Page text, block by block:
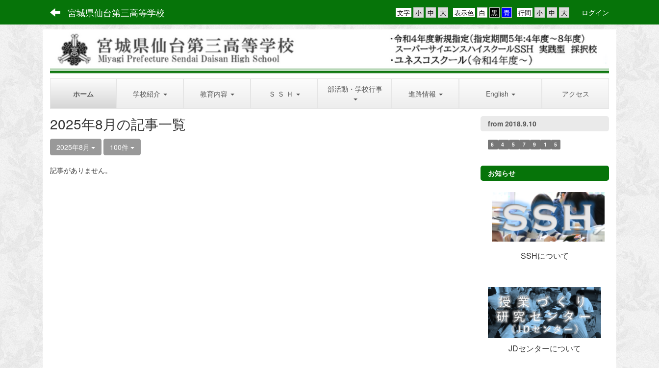
宮城県仙台第三高等学校 行間
表示色
文字 ログイン
ホーム 学校紹介 教育内容 Ｓ Ｓ Ｈ 部活動・学校行事 進路情報 English アクセス
2025年8月の記事一覧
2025年8月 100件
記事がありません。
from 2018.9.10
6 4 5 7 9 1 5
お知らせ
SSHについて
JDセンターについて